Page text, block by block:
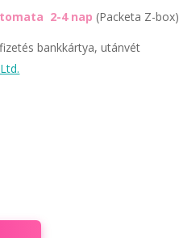
2-4 nap (Packeta Z-box)
bankkártya, utánvét